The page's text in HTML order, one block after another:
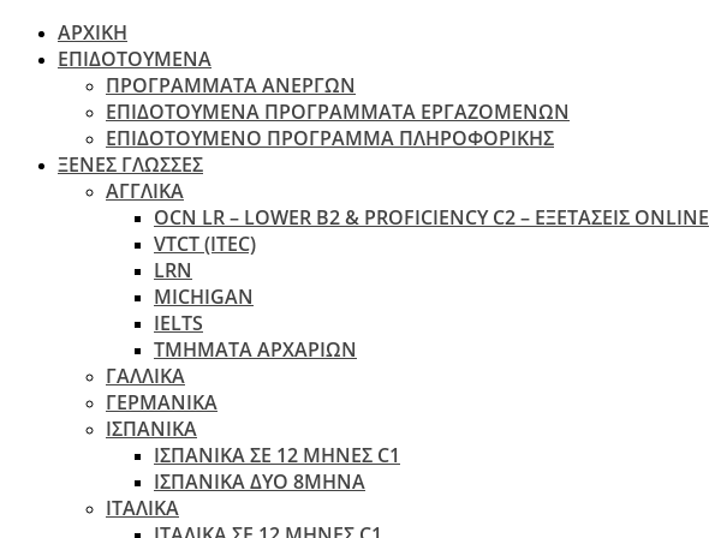
ΑΡΧΙΚΗ
ΕΠΙΔΟΤΟΥΜΕΝΑ
ΠΡΟΓΡΑΜΜΑΤΑ ΑΝΕΡΓΩΝ
ΕΠΙΔΟΤΟΥΜΕΝΑ ΠΡΟΓΡΑΜΜΑΤΑ ΕΡΓΑΖΟΜΕΝΩΝ
ΕΠΙΔΟΤΟΥΜΕΝΟ ΠΡΟΓΡΑΜΜΑ ΠΛΗΡΟΦΟΡΙΚΗΣ
ΞΕΝΕΣ ΓΛΩΣΣΕΣ
ΑΓΓΛΙΚΑ
OCN LR – LOWER B2 & PROFICIENCY C2 – ΕΞΕΤΆΣΕΙΣ ONLINE
VTCT (ITEC)
LRN
MICHIGAN
IELTS
ΤΜΗΜΑΤΑ ΑΡΧΑΡΙΩΝ
ΓΑΛΛΙΚΑ
ΓΕΡΜΑΝΙΚΑ
ΙΣΠΑΝΙΚΑ
ΙΣΠΑΝΙΚΑ ΣΕ 12 ΜΗΝΕΣ C1
ΙΣΠΑΝΙΚΑ ΔΥΟ 8ΜΗΝΑ
ΙΤΑΛΙΚΑ